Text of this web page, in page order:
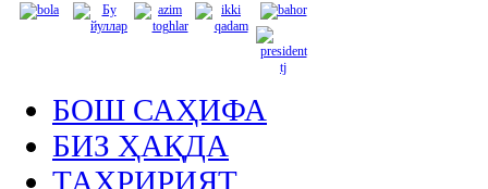
БОШ САҲИФА
БИЗ ҲАҚДА
ТАҲРИРИЯТ